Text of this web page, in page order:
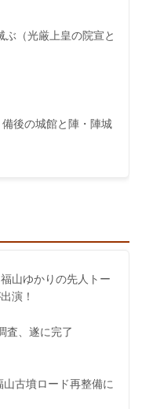
（光厳上皇の院宣と
後の城館と陣・陣城
山ゆかりの先人トー
演！
査、遂に完了
古墳ロード再整備に